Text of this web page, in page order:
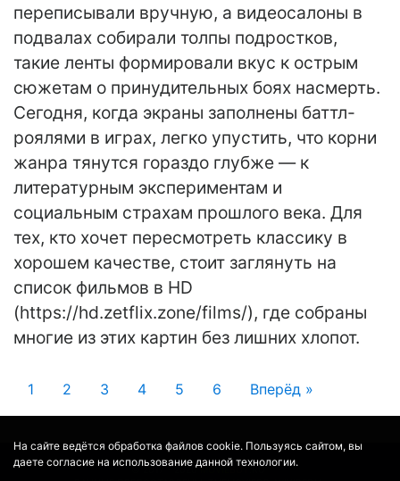
На сайте ведётся обработка файлов cookie. Пользуясь сайтом, вы
даете согласие на использование данной технологии.
переписывали вручную, а видеосалоны в
подвалах собирали толпы подростков,
такие ленты формировали вкус к острым
сюжетам о принудительных боях насмерть.
Сегодня, когда экраны заполнены баттл-
роялями в играх, легко упустить, что корни
жанра тянутся гораздо глубже — к
литературным экспериментам и
социальным страхам прошлого века. Для
тех, кто хочет пересмотреть классику в
хорошем качестве, стоит заглянуть на
список фильмов в HD
(https://hd.zetflix.zone/films/), где собраны
многие из этих картин без лишних хлопот.
1 2 3 4 5 6 Вперёд »
© 2017 - 2026MOVIEBOT.RU